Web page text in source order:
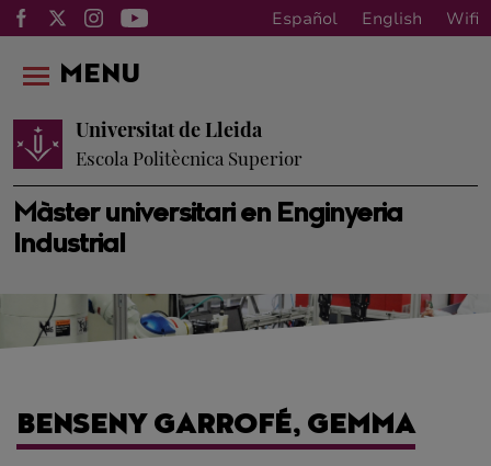
Español English Wifi
Màster universitari en Enginyeria
Industrial
Universitat de Lleida
Escola Politècnica Superior
MENU
BENSENY GARROFÉ, GEMMA